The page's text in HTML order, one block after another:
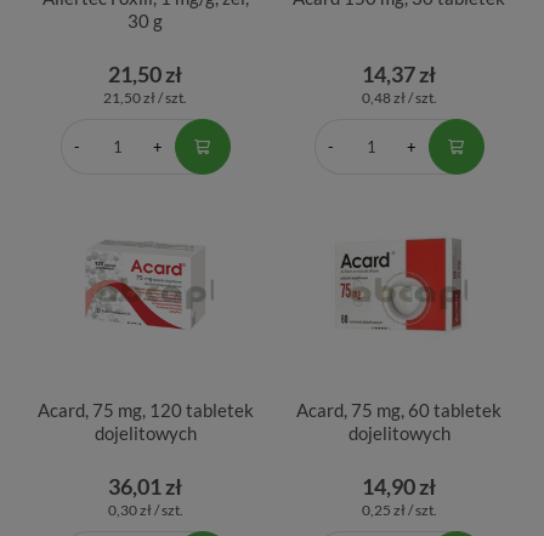
30 g
21,50 zł
21,50 zł / szt.
14,37 zł
0,48 zł / szt.
Acard, 75 mg, 120 tabletek
dojelitowych
36,01 zł
0,30 zł / szt.
Acard, 75 mg, 60 tabletek
dojelitowych
14,90 zł
0,25 zł / szt.